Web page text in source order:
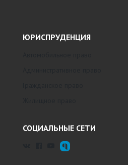
ЮРИСПРУДЕНЦИЯ
СОЦИАЛЬНЫЕ СЕТИ